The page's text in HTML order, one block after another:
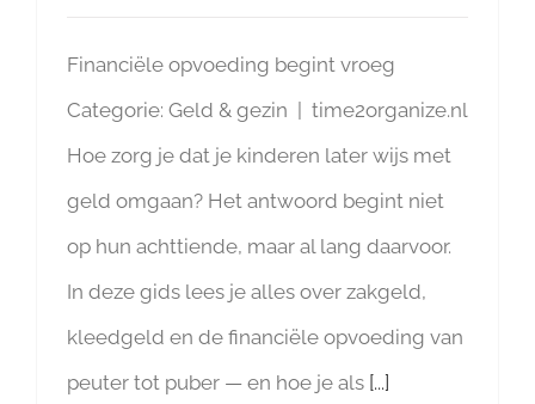
Financiële opvoeding begint vroeg
Categorie: Geld & gezin | time2organize.nl
Hoe zorg je dat je kinderen later wijs met
geld omgaan? Het antwoord begint niet
op hun achttiende, maar al lang daarvoor.
In deze gids lees je alles over zakgeld,
kleedgeld en de financiële opvoeding van
peuter tot puber — en hoe je als [...]